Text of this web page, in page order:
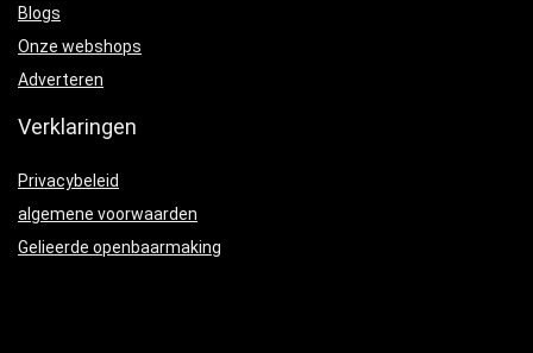
Blogs
Onze webshops
Adverteren
Verklaringen
Privacybeleid
algemene voorwaarden
Gelieerde openbaarmaking